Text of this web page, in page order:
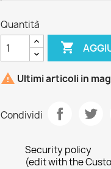
Quantità

 Ultimi articoli in
Condividi
Security policy
(edit with the